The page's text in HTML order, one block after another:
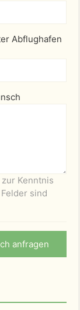
Abflughafen
Kenntnis
sind
anfragen